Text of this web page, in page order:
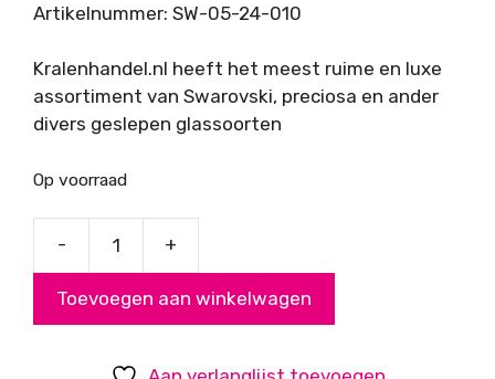
Artikelnummer: SW-05-24-010
Kralenhandel.nl heeft het meest ruime en luxe
assortiment van Swarovski, preciosa en ander
divers geslepen glassoorten
Op voorraad
-
SS24,
aantal
+
Toevoegen aan winkelwagen